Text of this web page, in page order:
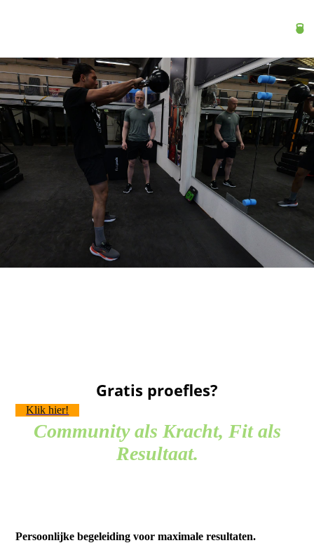
Gratis proefles?
Klik hier!
Community als Kracht, Fit als
Resultaat.
Persoonlijke begeleiding voor maximale resultaten.